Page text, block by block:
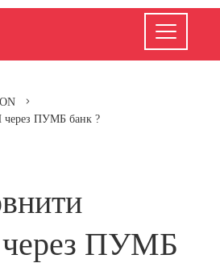
ПУМБ банк ?
ПУМБ